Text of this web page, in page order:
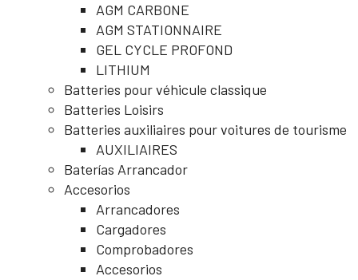
AGM CARBONE
AGM STATIONNAIRE
GEL CYCLE PROFOND
LITHIUM
Batteries pour véhicule classique
Batteries Loisirs
Batteries auxiliaires pour voitures de tourisme
AUXILIAIRES
Baterías Arrancador
Accesorios
Arrancadores
Cargadores
Comprobadores
Accesorios